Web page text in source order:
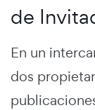
de
En un
dos